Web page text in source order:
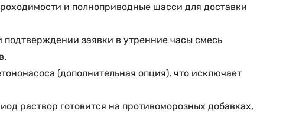
и полноприводные шасси для доставки
заявки в утренние часы смесь
(дополнительная опция), что исключает
раствор готовится на противоморозных добавках,